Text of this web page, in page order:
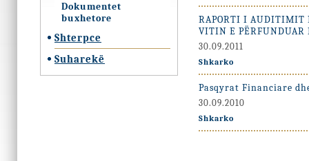
Dokumentet
buxhetore
Shterpce
Suharekë
RAPORTI I AUDITIMIT
VITIN E PËRFUNDUAR
30.09.2011
Shkarko
Pasqyrat Financiare
30.09.2010
Shkarko